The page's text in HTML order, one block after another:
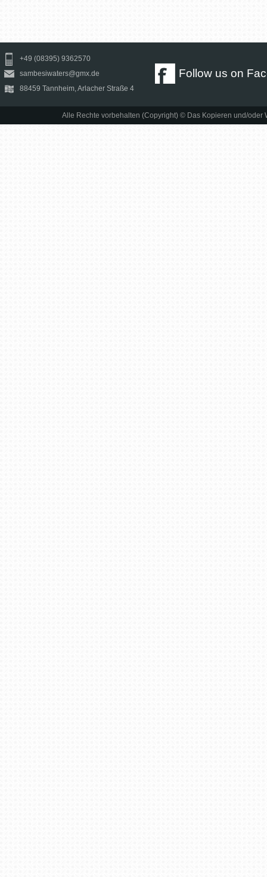
+49 (08395) 9362570
sambesiwaters@gmx.de
88459 Tannheim, Arlacher Straße 4
Follow us on
Alle Rechte vorbehalten (Copyright) © Das Kopieren und/oder